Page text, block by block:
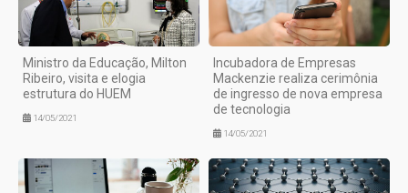
Ministro da Educação, Milton
Ribeiro, visita e elogia
estrutura do HUEM
14/05/2021
Incubadora de Empresas
Mackenzie realiza cerimônia
de ingresso de nova empresa
de tecnologia
14/05/2021